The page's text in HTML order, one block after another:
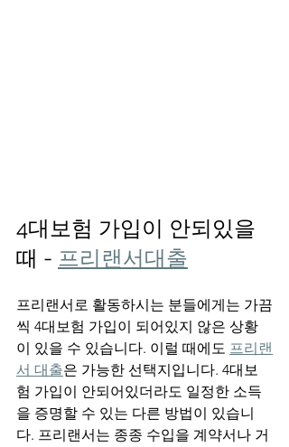
4대보험 가입이 안되있을
때 - 프리랜서대출
프리랜서로 활동하시는 분들에게는 가끔
씩 4대보험 가입이 되어있지 않은 상황
이 있을 수 있습니다. 이럴 때에도 프리랜
서 대출은 가능한 선택지입니다. 4대보
험 가입이 안되어있더라도 일정한 소득
을 증명할 수 있는 다른 방법이 있습니
다. 프리랜서는 종종 수입을 계약서나 거